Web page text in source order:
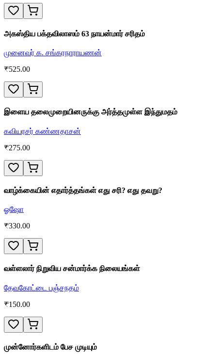
அகஸ்திய பக்தவிலாஸம் 63 நாயன்மார் சரிதம்
முனைவர் க. சங்கரநாராயணன்
₹525.00
இளைய தலைமுறையினருக்கு அர்த்தமுள்ள இந்துமதம்
கவியரசர் கண்ணதாசன்
₹275.00
வாழ்க்கையின் எதார்த்தங்கள் எது சரி? எது தவறு?
ஓஷோ
₹330.00
வள்ளலார் நிறுவிய சன்மார்க்க நிலையங்கள்
தேவகோட்டை பஞ்சநதம்
₹150.00
முன்னோர்களிடம் பேச முடியும்